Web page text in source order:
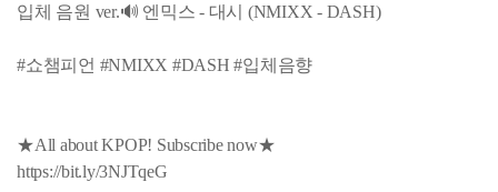
입체 음원 ver.🔊 엔믹스 - 대시 (NMIXX - DASH)
#쇼챔피언 #NMIXX #DASH #입체음향
★All about KPOP! Subscribe now★
https://bit.ly/3NJTqeG